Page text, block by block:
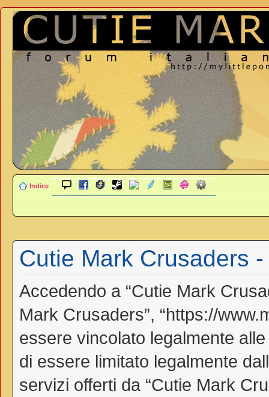
Indice
Cutie Mark Crusaders
Accedendo a “Cutie Mark
Mark Crusaders”, “https://
essere vincolato legalmente
di essere limitato legalmente
servizi offerti da “Cutie Mark